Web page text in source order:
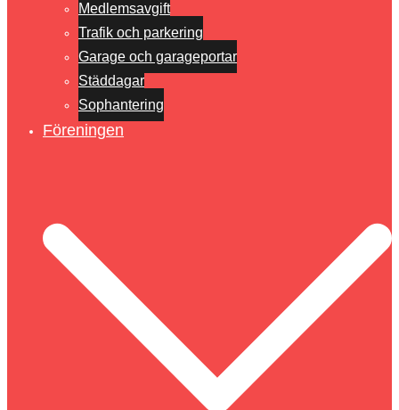
Medlemsavgift
Trafik och parkering
Garage och garageportar
Städdagar
Sophantering
Föreningen